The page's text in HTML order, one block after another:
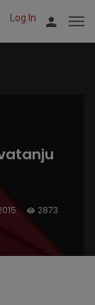
Log In
2873